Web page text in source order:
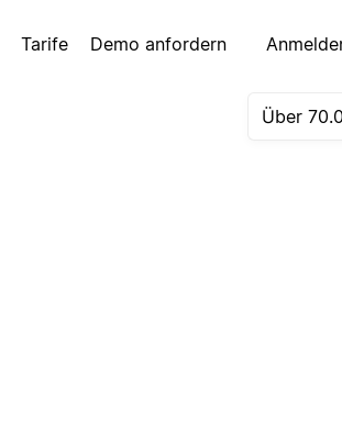
Tarife Demo anfordern